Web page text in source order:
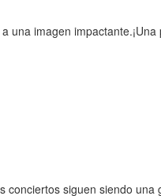
imagen
siguen siendo